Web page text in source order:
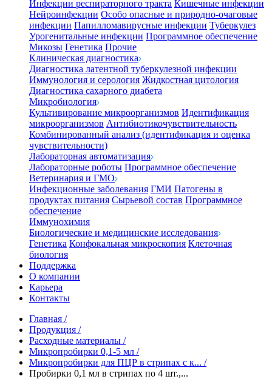
Инфекции респираторного тракта Кишечные инфекции
Нейроинфекции Особо опасные и природно-очаговые
инфекции Папилломавирусные инфекции Туберкулез
Урогенитальные инфекции Программное обеспечение
Микозы Генетика Прочие
Клиническая диагностика
Диагностика латентной туберкулезной инфекции
Иммунология и серология Жидкостная цитология
Диагностика сахарного диабета
Микробиология
Культивирование микроорганизмов Идентификация
микроорганизмов Антибиотикочувствительность
Комбинированный анализ (идентификация и оценка
чувствительности)
Лабораторная автоматизация
Лабораторные роботы Программное обеспечение
Ветеринария и ГМО
Инфекционные заболевания ГМИ Патогены в
продуктах питания Сырьевой состав Программное
обеспечение
Иммунохимия
Биологические и медицинские исследования
Генетика Конфокальная микроскопия Клеточная
биология
Поддержка
О компании
Карьера
Контакты
Главная /
Продукция /
Расходные материалы /
Микропробирки 0,1-5 мл /
Микропробирки для ПЦР в стрипах с к... /
Пробирки 0,1 мл в стрипах по 4 шт.,...